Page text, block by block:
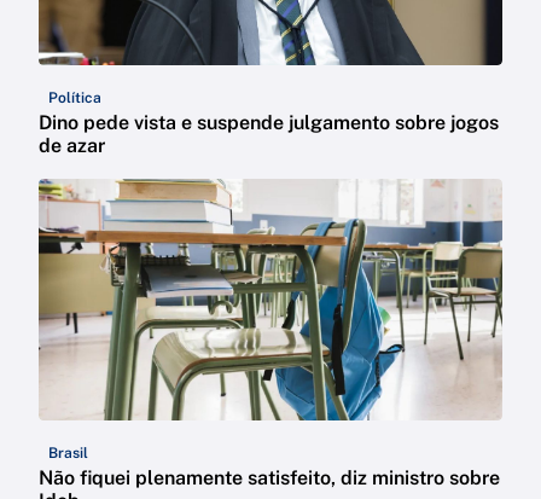
Política
Dino pede vista e suspende julgamento sobre jogos
de azar
Brasil
Não fiquei plenamente satisfeito, diz ministro sobre